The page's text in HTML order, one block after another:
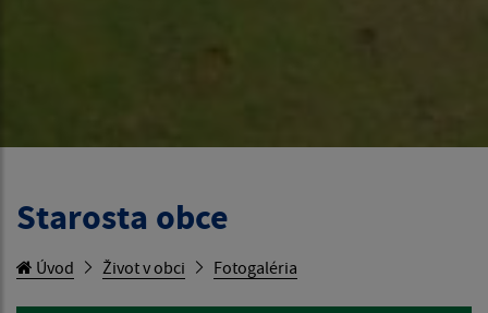
Starosta obce
Úvod Život v obci Fotogaléria